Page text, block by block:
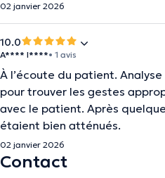
02 janvier 2026
10.0
A**** I****• 1 avis
À l’écoute du patient.
pour trouver les gestes
avec le patient. Après
étaient bien atténués.
02 janvier 2026
Contact